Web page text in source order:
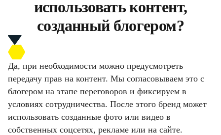
использовать контент,
созданный блогером?
Да, при необходимости можно предусмотреть
передачу прав на контент. Мы согласовываем это с
блогером на этапе переговоров и фиксируем в
условиях сотрудничества. После этого бренд может
использовать созданные фото или видео в
собственных соцсетях, рекламе или на сайте.